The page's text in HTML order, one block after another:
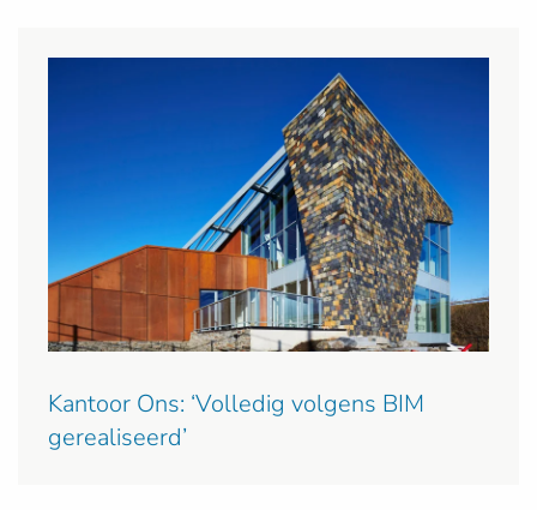
Kantoor Ons: ‘Volledig volgens BIM
gerealiseerd’